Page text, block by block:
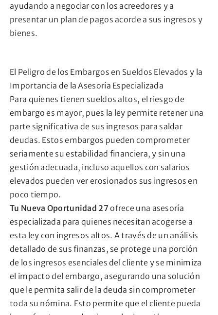
ayudando a negociar con los acreedores y a
presentar un plan de pagos acorde a sus ingresos y
bienes.
El Peligro de los Embargos en Sueldos Elevados y la
Importancia de la Asesoría Especializada
Para quienes tienen sueldos altos, el riesgo de
embargo es mayor, pues la ley permite retener una
parte significativa de sus ingresos para saldar
deudas. Estos embargos pueden comprometer
seriamente su estabilidad financiera, y sin una
gestión adecuada, incluso aquellos con salarios
elevados pueden ver erosionados sus ingresos en
poco tiempo.
Tu Nueva Oportunidad 27 ofrece una asesoría
especializada para quienes necesitan acogerse a
esta ley con ingresos altos. A través de un análisis
detallado de sus finanzas, se protege una porción
de los ingresos esenciales del cliente y se minimiza
el impacto del embargo, asegurando una solución
que le permita salir de la deuda sin comprometer
toda su nómina. Esto permite que el cliente pueda